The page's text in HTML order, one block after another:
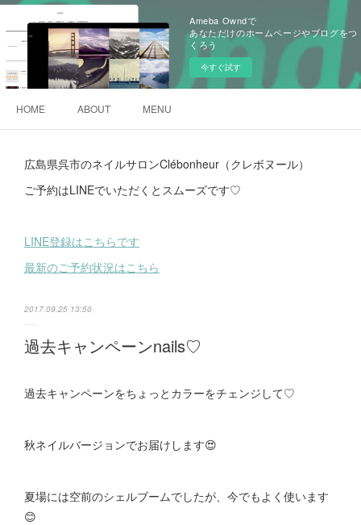
Ameba Owndで
あなただけのホームページやブログをつ
くろう
今すぐ試す
HOME ABOUT MENU
広島県呉市のネイルサロンClébonheur（クレボヌール）
ご予約はLINEでいただくとスムーズです♡
LINE登録はこちらです
最新のご予約状況はこちら
2017.09.25 13:50
過去キャンペーンnails♡
過去キャンペーンをちょっとカラーをチェンジして♡
秋ネイルバージョンでお届けします😍
夏場には空前のシェルブームでしたが、今でもよく使います
😊